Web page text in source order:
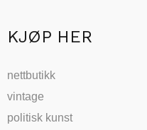
KJØP HER
nettbutikk
vintage
politisk kunst